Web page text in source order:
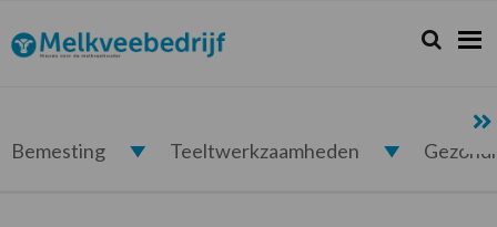
de
hoofdnavigatie
de
hoofd
de
eerste
de
voettekst
Melkveebedrijf.nl Zoeken...
Zoek
Bemesting Teeltwerkzaamheden